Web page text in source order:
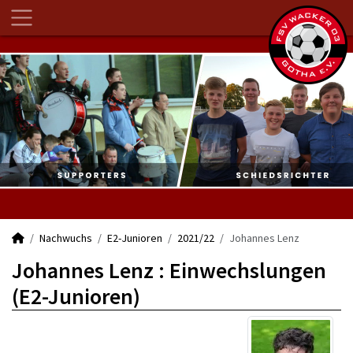
Nachwuchs E2-Junioren 2021/22 Johannes Lenz
Johannes Lenz : Einwechslungen
(E2-Junioren)